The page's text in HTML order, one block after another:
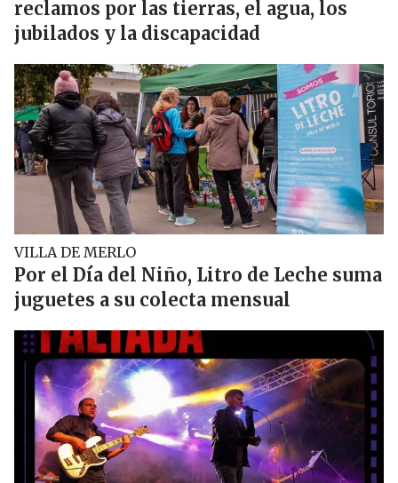
reclamos por las tierras, el agua, los
jubilados y la discapacidad
VILLA DE MERLO
Por el Día del Niño, Litro de Leche suma
juguetes a su colecta mensual